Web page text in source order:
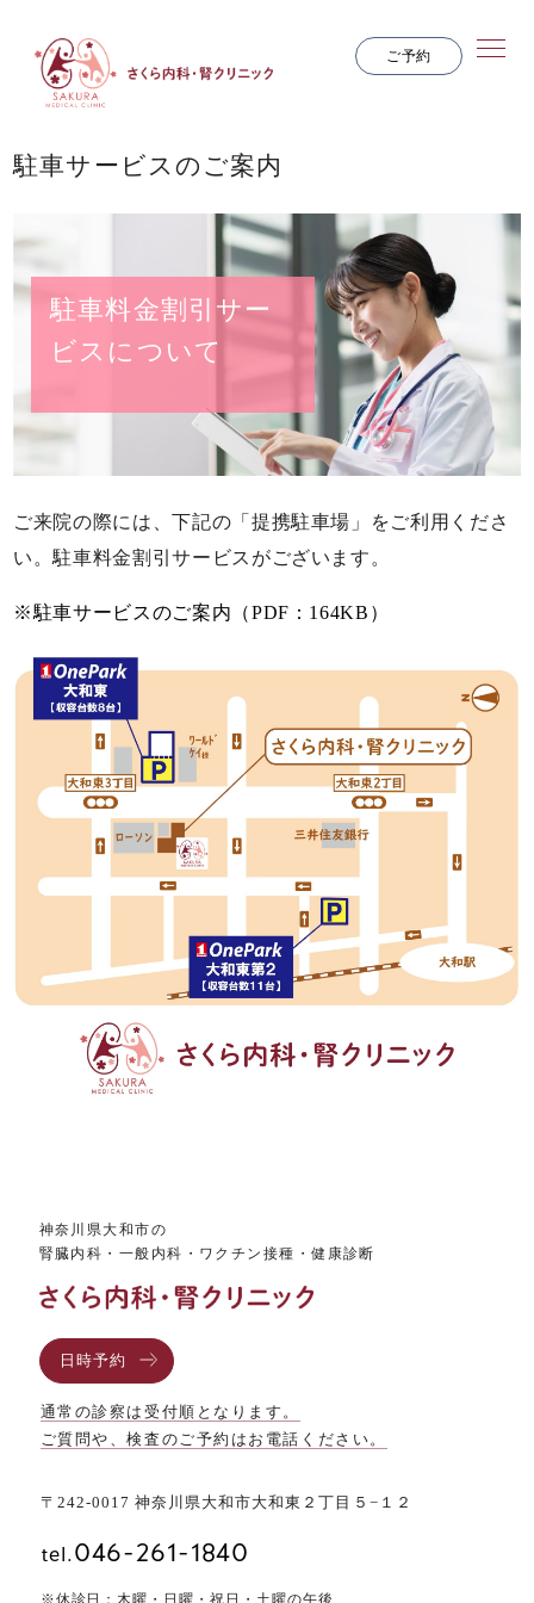
ご予約
駐車サービスのご案内
駐車料金割引サー
ビスについて
ご来院の際には、下記の「提携駐車場」をご利用くださ
い。駐車料金割引サービスがございます。
※駐車サービスのご案内（PDF：164KB）
神奈川県大和市の
腎臓内科・一般内科・ワクチン接種・健康診断
日時予約
通常の診察は受付順となります。
ご質問や、検査のご予約はお電話ください。
〒242-0017 神奈川県大和市大和東２丁目５−１２
tel.046-261-1840
※休診日：木曜・日曜・祝日・土曜の午後